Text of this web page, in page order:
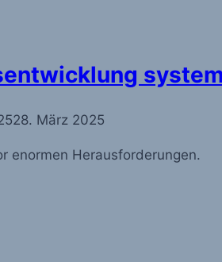
28. März 2025
enormen Herausforderungen.